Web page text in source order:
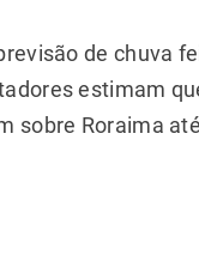
de chuva
estimam
sobre Roraima